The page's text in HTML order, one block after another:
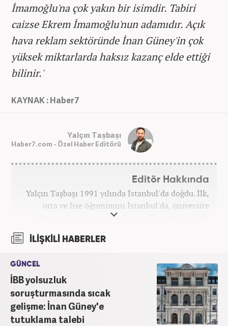
İmamoğlu'na çok yakın bir isimdir. Tabiri
caizse Ekrem İmamoğlu'nun adamıdır. Açık
hava reklam sektöründe İnan Güney'in çok
yüksek miktarlarda haksız kazanç elde ettiği
bilinir.'
KAYNAK : Haber7
Yalçın Taşbaşı
Haber7.com - Özel Haber Editörü
Editör Hakkında
Yalçın Taşbaşı 1991 yılında İstanbul'da doğdu. İlk,
orta ve lise öğrenimini İstanbul'da, üniversite
eğitimini ise Kayseri'de Erciyes Üniversitesi'nde
mezun olmasının hemen ardından vatani görevini
yeniakit.com.tr'de internet editörlüğü görevine
başladı. Burada 7 yıl süren görevinin ardından 2022
yılında Haber7.com'da özel haber editörü olarak
göreve başladı ve çalışmalarına devam ediyor.
İLİŞKİLİ HABERLER
GÜNCEL
İBB yolsuzluk
soruşturmasında sıcak
gelişme: İnan Güney'e
tutuklama talebi